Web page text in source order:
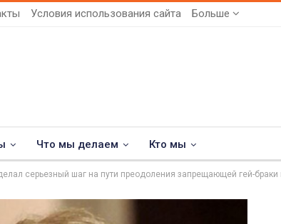
Условия использования сайта Больше
Что мы делаем Кто мы
серьезный шаг на пути преодоления запрещающей гей-браки